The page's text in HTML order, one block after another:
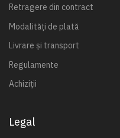
Retragere din contract
Modalități de plată
Livrare și transport
Regulamente
Achiziții
Legal